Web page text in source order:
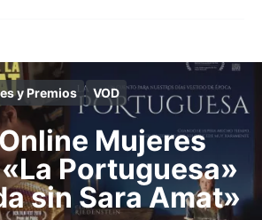
y Premios VOD
Mujeres
Portuguesa»
sin Sara Amat»